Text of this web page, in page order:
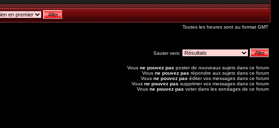
Toutes les heures sont au format GMT
Sauter vers:
Vous ne pouvez pas poster de nouveaux sujets dans ce forum
Vous ne pouvez pas répondre aux sujets dans ce forum
Vous ne pouvez pas éditer vos messages dans ce forum
Vous ne pouvez pas supprimer vos messages dans ce forum
Vous ne pouvez pas voter dans les sondages de ce forum